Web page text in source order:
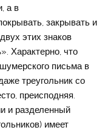
а в
закрывать и
этих знаков
Характерно, что
письма в
треугольник со
преисподняя.
и разделенный
имеет